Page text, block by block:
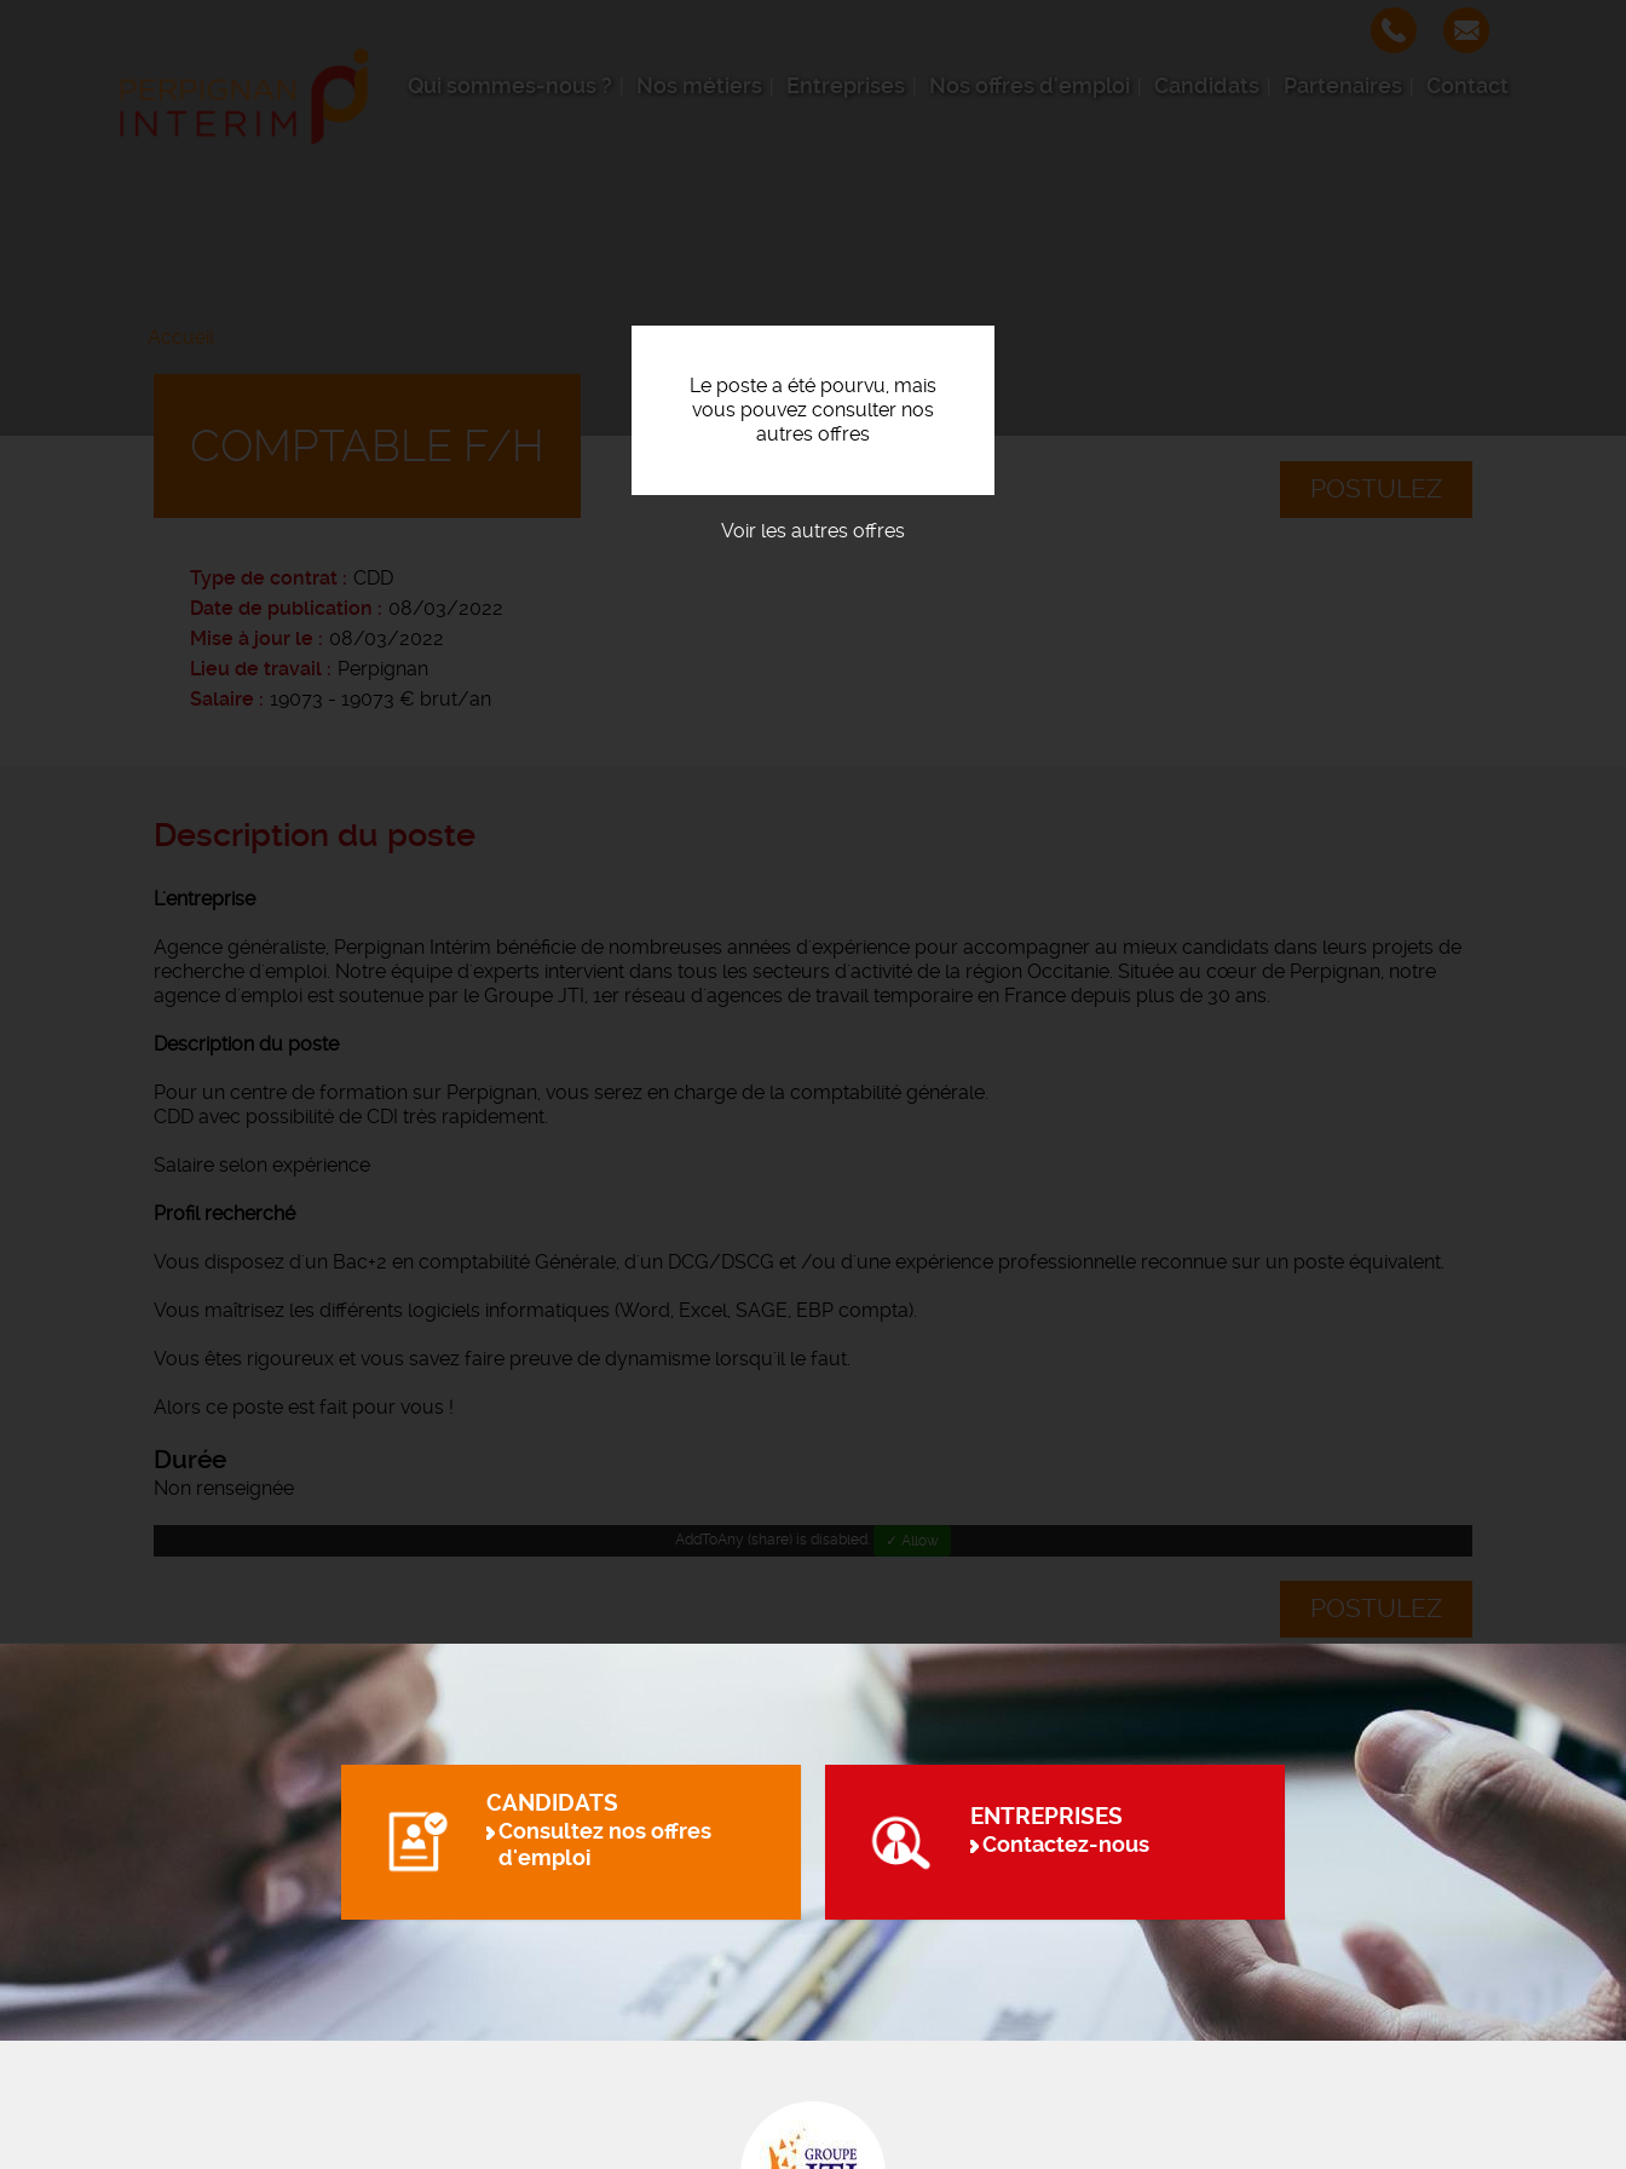
Qui sommes-nous ? Nos métiers Entreprises Nos offres d'emploi Candidats Partenaires Contact
Accueil
Le poste a été pourvu, mais
vous pouvez consulter nos
autres offres
Voir les autres offres
POSTULEZ
COMPTABLE F/H
Type de contrat
CDD
Date de publication
08/03/2022
Mise à jour le
08/03/2022
Lieu de travail
Perpignan
Salaire
19073 - 19073 € brut/an
Description du poste
L'entreprise
Agence généraliste, Perpignan Intérim bénéficie de nombreuses années d'expérience pour accompagner au mieux candidats dans leurs projets de
recherche d'emploi. Notre équipe d'experts intervient dans tous les secteurs d'activité de la région Occitanie. Située au cœur de Perpignan, notre
agence d'emploi est soutenue par le Groupe JTI, 1er réseau d'agences de travail temporaire en France depuis plus de 30 ans.
Description du poste
Pour un centre de formation sur Perpignan, vous serez en charge de la comptabilité générale.
CDD avec possibilité de CDI très rapidement.
Salaire selon expérience
Profil recherché
Vous disposez d'un Bac+2 en comptabilité Générale, d'un DCG/DSCG et /ou d'une expérience professionnelle reconnue sur un poste équivalent.
Vous maîtrisez les différents logiciels informatiques (Word, Excel, SAGE, EBP compta).
Vous êtes rigoureux et vous savez faire preuve de dynamisme lorsqu'il le faut.
Alors ce poste est fait pour vous !
Durée
Non renseignée
AddToAny (share) is disabled. ✓ Allow
POSTULEZ
CANDIDATS
Consultez nos offres
d'emploi
ENTREPRISES
Contactez-nous